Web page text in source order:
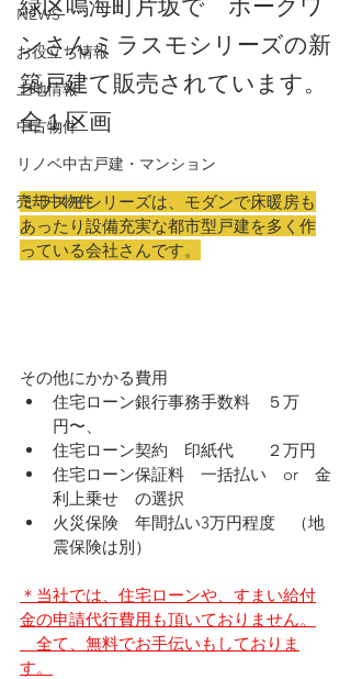
NEWS
お役立ち情報
土地情報
中古物件
リノベ中古戸建・マンション
売却中物件
緑区鳴海町片坂で　ホークワ
ンさんミラスモシリーズの新
築戸建て販売されています。
全１区画
ミラスモシリーズは、モダンで床暖房も
あったり設備充実な都市型戸建を多く作
っている会社さんです。
その他にかかる費用
住宅ローン銀行事務手数料　５万
円〜、
住宅ローン契約　印紙代　　２万円
住宅ローン保証料　一括払い　or　金
利上乗せ　の選択
火災保険　年間払い3万円程度　（地
震保険は別）
＊当社では、住宅ローンや、すまい給付
金の申請代行費用も頂いておりません。
全て、無料でお手伝いもしておりま
す。